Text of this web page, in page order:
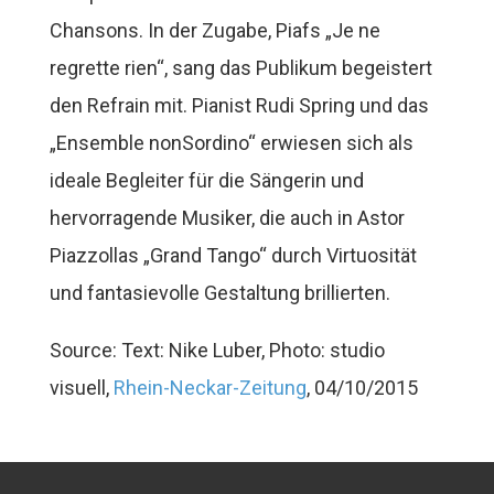
Chansons. In der Zugabe, Piafs „Je ne
regrette rien“, sang das Publikum begeistert
den Refrain mit. Pianist Rudi Spring und das
„Ensemble nonSordino“ erwiesen sich als
ideale Begleiter für die Sängerin und
hervorragende Musiker, die auch in Astor
Piazzollas „Grand Tango“ durch Virtuosität
und fantasievolle Gestaltung brillierten.
Source: Text: Nike Luber, Photo: studio
visuell, Rhein-Neckar-Zeitung, 04/10/2015